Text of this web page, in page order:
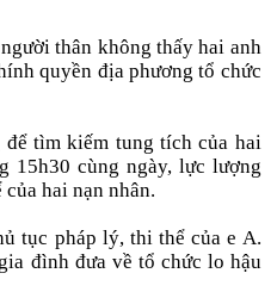
thân không thấy hai anh
quyền địa phương tổ chức
tìm kiếm tung tích của hai
15h30 cùng ngày, lực lượng
hai nạn nhân.
tục pháp lý, thi thể của e A.
đình đưa về tổ chức lo hậu